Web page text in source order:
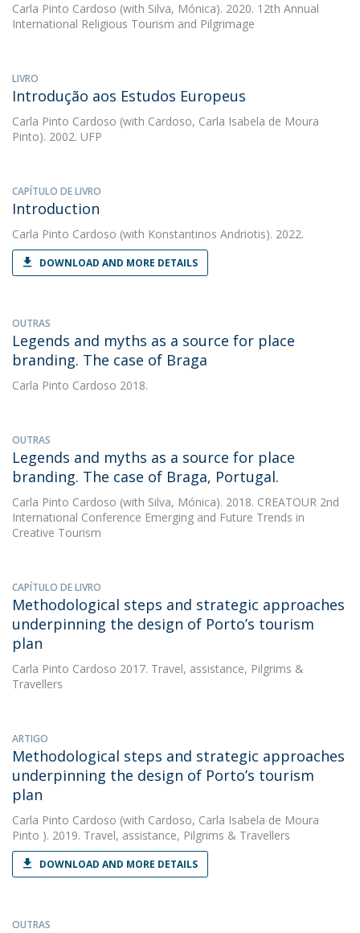
Carla Pinto Cardoso (with Silva, Mónica). 2020. 12th Annual
International Religious Tourism and Pilgrimage
LIVRO
Introdução aos Estudos Europeus
Carla Pinto Cardoso (with Cardoso, Carla Isabela de Moura
Pinto). 2002. UFP
CAPÍTULO DE LIVRO
Introduction
Carla Pinto Cardoso (with Konstantinos Andriotis). 2022.
DOWNLOAD AND MORE DETAILS
OUTRAS
Legends and myths as a source for place
branding. The case of Braga
Carla Pinto Cardoso 2018.
OUTRAS
Legends and myths as a source for place
branding. The case of Braga, Portugal.
Carla Pinto Cardoso (with Silva, Mónica). 2018. CREATOUR 2nd
International Conference Emerging and Future Trends in
Creative Tourism
CAPÍTULO DE LIVRO
Methodological steps and strategic approaches
underpinning the design of Porto’s tourism
plan
Carla Pinto Cardoso 2017. Travel, assistance, Pilgrims &
Travellers
ARTIGO
Methodological steps and strategic approaches
underpinning the design of Porto’s tourism
plan
Carla Pinto Cardoso (with Cardoso, Carla Isabela de Moura
Pinto ). 2019. Travel, assistance, Pilgrims & Travellers
DOWNLOAD AND MORE DETAILS
OUTRAS